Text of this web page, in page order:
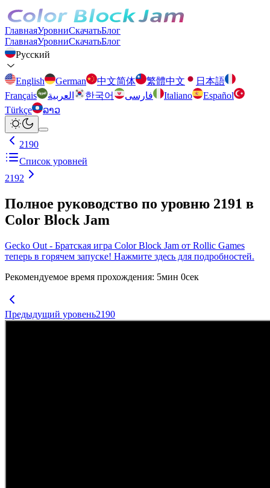
ГлавнаяУровниСкачатьБлог
ГлавнаяУровниСкачатьБлог
Русский
English German 中文简体 繁體中文
日本語
Français
العربية 한국어 فارسی Italiano
Español
Türkçe
ລາວ
2190
Список уровней
2192
Полное руководство по уровню 2191 в
Color Block Jam
Gecko Out - Братская игра Color Block Jam от Rollic Games
теперь в горячем запуске! Нажмите здесь для подробностей.
Рекомендуемое время прохождения: 5мин 0сек
Предыдущий уровень2190